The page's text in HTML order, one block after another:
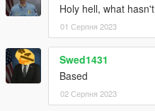
Holy hell, what
01 Серпня 2023
Swed1431
Based
02 Серпня 2023